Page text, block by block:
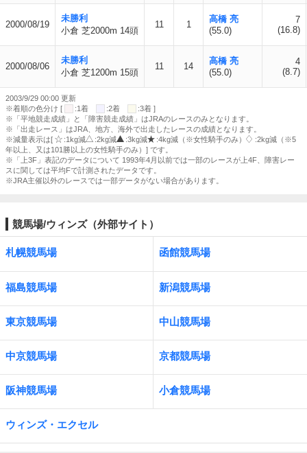
2000/08/19
未勝利
小倉 芝2000m 14頭
11 1
高橋 亮
(55.0)
7
(16.8)
2000/08/06
未勝利
小倉 芝1200m 15頭
11 14
高橋 亮
(55.0)
4
(8.7)
2003/9/29 00:00 更新
※着順の色分け [
:1着 :2着
:3着 ]
※「平地競走成績」と「障害競走成績」はJRAのレースのみとなります。
※「出走レース」はJRA、地方、海外で出走したレースの成績となります。
※減量表示は[
:1kg減 :2kg減 :3kg減 :4kg減（※女性騎手のみ）
:2kg減（※5
年以上、又は101勝以上の女性騎手のみ）] です。
※「上3F」表記のデータについて 1993年4月以前では一部のレースが上4F、障害レー
スに関しては平均Fで計測されたデータです。
※JRA主催以外のレースでは一部データがない場合があります。
競馬場/ウィンズ（外部サイト）
札幌競馬場 函館競馬場
福島競馬場 新潟競馬場
東京競馬場 中山競馬場
中京競馬場 京都競馬場
阪神競馬場 小倉競馬場
ウィンズ・エクセル